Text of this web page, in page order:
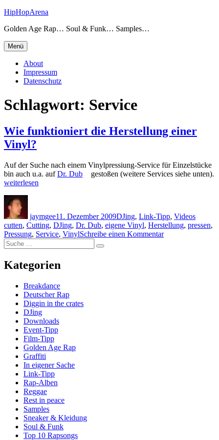
Zum
springen
HipHopArena
Golden Age Rap… Soul & Funk… Samples…
Menü
About
Impressum
Datenschutz
Schlagwort: Service
Wie funktioniert die Herstellung einer
Vinyl?
Auf der Suche nach einem Vinylpressiung-Service für Einzelstücke
bin auch u.a. aufDr. Dub
gestoßen (weitere Services siehe unten).
„Wie
die
Herstellung
einer
Vinyl?“
weiterlesen
jaymgee11. Dezember 2009DJing, Link-Tipp, Videos
cutten, Cutting, DJing, Dr. Dub, eigene Vinyl, Herstellung, pressen,
Pressung, Service, VinylSchreibe einen Kommentarzu
Suche
nach:
Suche
Kategorien
Breakdance
Deutscher Rap
Diggin in the crates
DJing
Downloads
Event-Tipp
Film-Tipp
Golden Age Rap
Graffiti
In eigener Sache
Link-Tipp
Rap-Alben
Reggae
Rest in peace
Samples
Sneaker & Kleidung
Soul & Funk
Top 10 Rapsongs